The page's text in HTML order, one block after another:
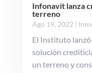
Infonavit lanza
terreno
Ago 19, 2022 |
El Instituto
solución
un terreno y